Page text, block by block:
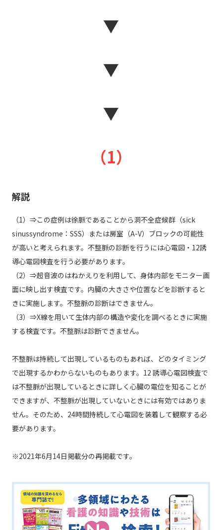
▼
▼
▼
（1）
解説
（1）⇒この症例は徐脈であることから洞不全症候群（sick
sinussyndrome：SSS）または房室（A-V）ブロックの可能性
が高いと考えられます。不整脈の診断を行うには心電図・12誘
導心電図検査を行う必要があります。
（2）⇒超音波のはねかえりを利用して、身体内部をモニター画
面に映し出す検査です。内臓の大きさや位置などを診断すると
きに実施します。不整脈の診断はできません。
（3）⇒X線を用いて生体内部の構造や変化を調べるときに実施
する検査です。不整脈は診断できません。
不整脈は持続して出現しているものもあれば、どのタイミング
で出現するかわからないものもあります。12 誘導心電図検査で
は不整脈が出現しているときに詳しく心臓の電位を知ることが
できますが、不整脈が出現していないときには有効ではありま
せん。そのため、24時間持続して心電図を装着して観察する必
要があります。
※2021年6月14日掲載分の再掲載です。